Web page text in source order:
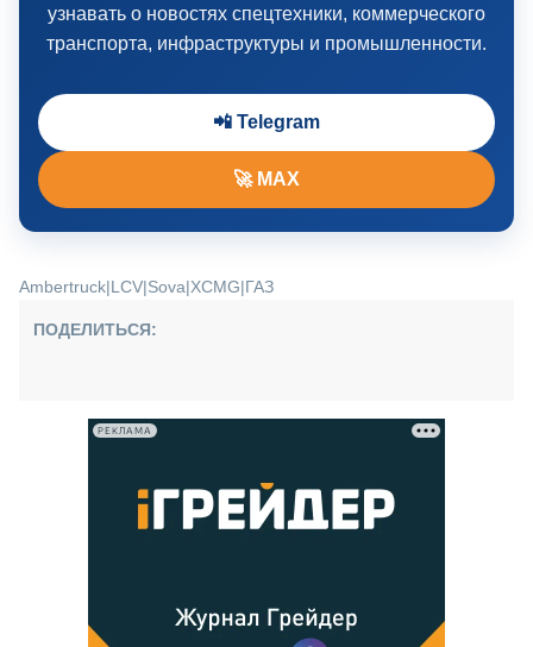
узнавать о новостях спецтехники, коммерческого
транспорта, инфраструктуры и промышленности.
📲 Telegram
🚀 MAX
Ambertruck|LCV|Sova|XCMG|ГАЗ
ПОДЕЛИТЬСЯ:
РЕКЛАМА